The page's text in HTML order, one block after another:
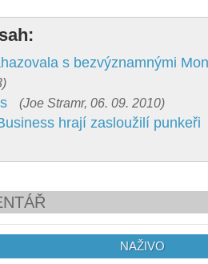
s bezvýznamnými
(Joe Stramr, 06. 09. 2010)
hrají zasloužilí punkeři
NAŽIVO